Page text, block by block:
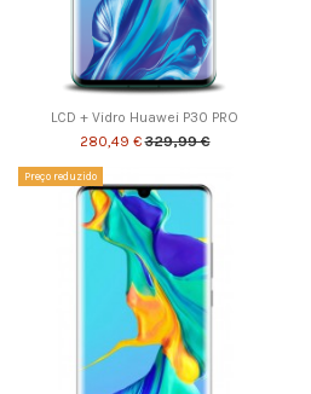
LCD + Vidro Huawei P30 PRO
280,49 € 329,99 €
Preço reduzido